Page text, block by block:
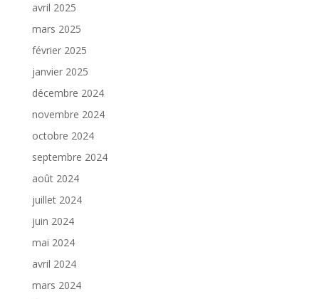
avril 2025
mars 2025
février 2025
janvier 2025
décembre 2024
novembre 2024
octobre 2024
septembre 2024
août 2024
juillet 2024
juin 2024
mai 2024
avril 2024
mars 2024